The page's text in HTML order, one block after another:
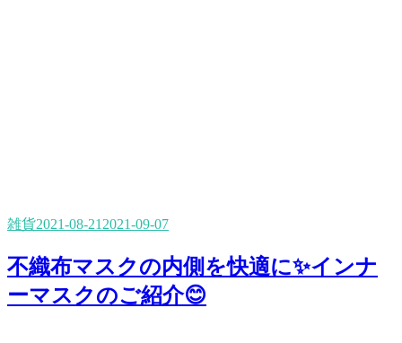
雑貨2021-08-21 2021-09-07
不織布マスクの内側を快適に✨インナ
ーマスクのご紹介😊